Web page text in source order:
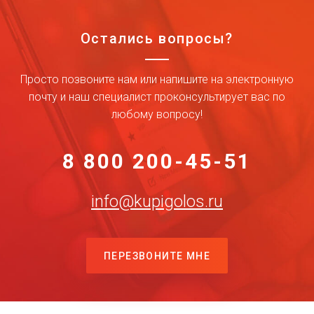
Остались вопросы?
Просто позвоните нам или напишите на электронную
почту и наш специалист проконсультирует вас по
любому вопросу!
8 800 200-45-51
info@kupigolos.ru
ПЕРЕЗВОНИТЕ МНЕ